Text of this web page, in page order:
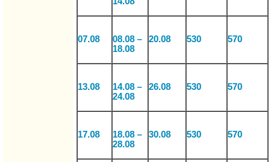
07.08
08.08 –
18.08
20.08 530 570
13.08
14.08 –
24.08
26.08 530 570
17.08
18.08 –
28.08
30.08 530 570